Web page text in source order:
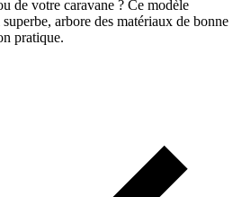
de votre caravane ? Ce modèle
arbore des matériaux de bonne
pratique.